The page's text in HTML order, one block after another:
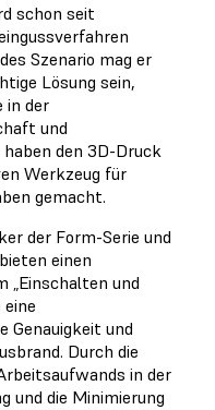
schon seit
Szenario mag er
Lösung sein,
in der
und
den 3D-Druck
Werkzeug für
gemacht.
der Form-Serie und
einen
„Einschalten und
eine
Genauigkeit und
Durch die
in der
und die Minimierung